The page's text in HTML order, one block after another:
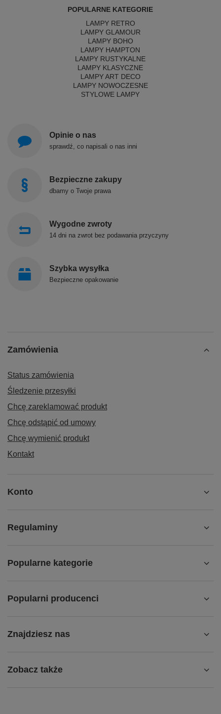
POPULARNE KATEGORIE
LAMPY RETRO
LAMPY GLAMOUR
LAMPY BOHO
LAMPY HAMPTON
LAMPY RUSTYKALNE
LAMPY KLASYCZNE
LAMPY ART DECO
LAMPY NOWOCZESNE
STYLOWE LAMPY
Opinie o nas
sprawdź, co napisali o nas inni
Bezpieczne zakupy
dbamy o Twoje prawa
Wygodne zwroty
14 dni na zwrot bez podawania przyczyny
Szybka wysyłka
Bezpieczne opakowanie
Zamówienia
Status zamówienia
Śledzenie przesyłki
Chcę zareklamować produkt
Chcę odstąpić od umowy
Chcę wymienić produkt
Kontakt
Konto
Regulaminy
Popularne kategorie
Popularni producenci
Znajdziesz nas
Zobacz także